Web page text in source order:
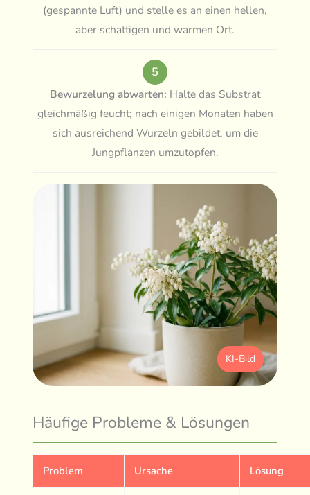
(gespannte Luft) und stelle es an einen hellen,
aber schattigen und warmen Ort.
5
Bewurzelung abwarten: Halte das Substrat
gleichmäßig feucht; nach einigen Monaten haben
sich ausreichend Wurzeln gebildet, um die
Jungpflanzen umzutopfen.
KI-Bild
Häufige Probleme & Lösungen
Problem Ursache Lösung